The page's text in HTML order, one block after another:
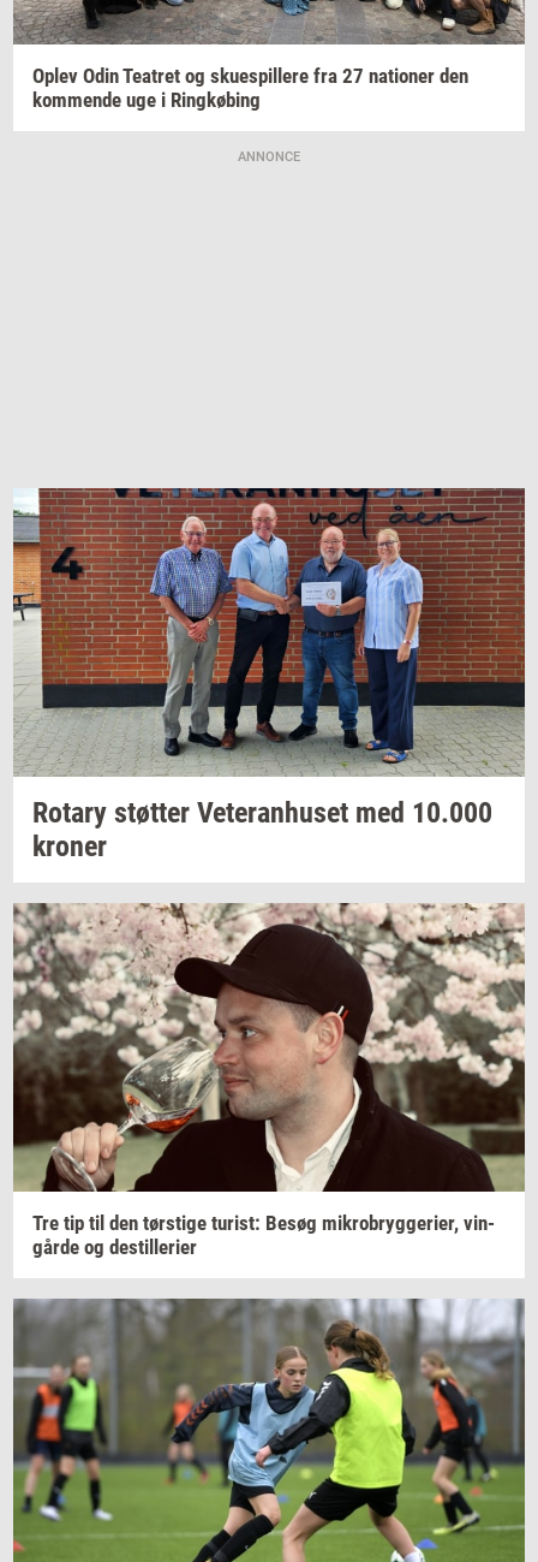
Oplev OdinTe­a­tret og sku­e­spil­le­re fra 27 na­tio­ner den
kom­men­de uge i Ring­kø­bing
ANNONCE
Ro­tary støt­ter Ve­te­ran­hu­set med 10.000
kro­ner
Tre tip til den tørsti­ge turist: Besøg mi­kro­bryg­ge­ri­er, vin­
går­de og destil­le­ri­er